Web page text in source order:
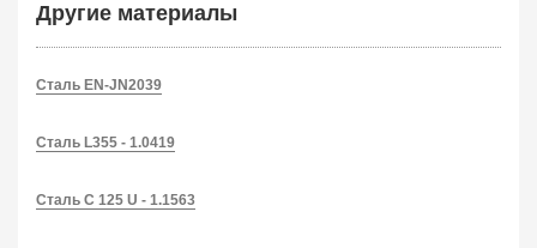
Другие материалы
Сталь EN-JN2039
Сталь L355 - 1.0419
Сталь C 125 U - 1.1563